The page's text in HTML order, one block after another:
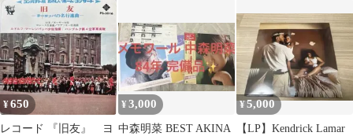
ー高音質
¥650
レコード 『旧友』 ヨ
¥3,000
中森明菜 BEST AKINA
¥5,000
【LP】Kendrick Lamar